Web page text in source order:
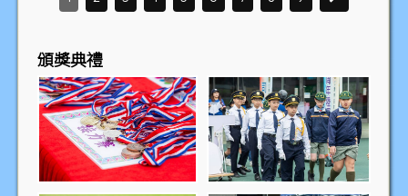
頒獎典禮